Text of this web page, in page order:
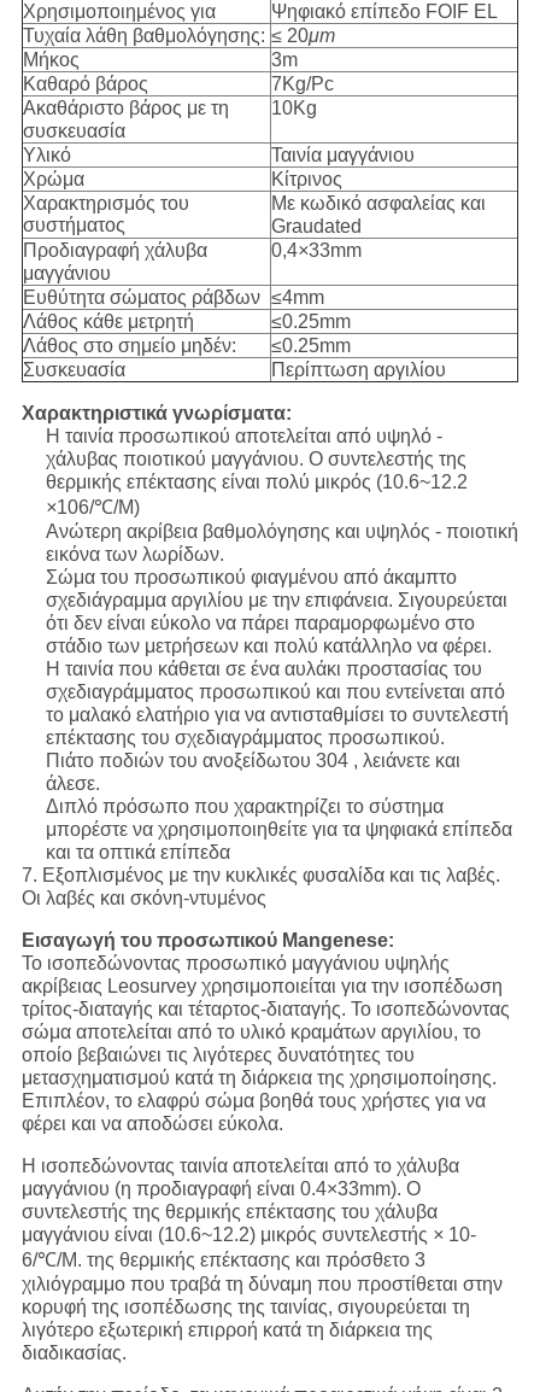
Χρησιμοποιημένος για
Ψηφιακό επίπεδο FOIF EL
Τυχαία λάθη βαθμολόγησης: ≤ 20μm
Μήκος
3m
Καθαρό βάρος
7Kg/Pc
Ακαθάριστο βάρος με τη
συσκευασία
10Kg
Υλικό
Ταινία μαγγάνιου
Χρώμα
Κίτρινος
Χαρακτηρισμός του
συστήματος
Με κωδικό ασφαλείας και
Graudated
Προδιαγραφή χάλυβα
μαγγάνιου
0,4×33mm
Ευθύτητα σώματος ράβδων ≤4mm
Λάθος κάθε μετρητή
≤0.25mm
Λάθος στο σημείο μηδέν:
≤0.25mm
Συσκευασία
Περίπτωση αργιλίου
Χαρακτηριστικά γνωρίσματα:
Η ταινία προσωπικού αποτελείται από υψηλό -
χάλυβας ποιοτικού μαγγάνιου. Ο συντελεστής της
θερμικής επέκτασης είναι πολύ μικρός (10.6~12.2
×106/℃/M)
Ανώτερη ακρίβεια βαθμολόγησης και υψηλός - ποιοτική
εικόνα των λωρίδων.
Σώμα του προσωπικού φιαγμένου από άκαμπτο
σχεδιάγραμμα αργιλίου με την επιφάνεια. Σιγουρεύεται
ότι δεν είναι εύκολο να πάρει παραμορφωμένο στο
στάδιο των μετρήσεων και πολύ κατάλληλο να φέρει.
Η ταινία που κάθεται σε ένα αυλάκι προστασίας του
σχεδιαγράμματος προσωπικού και που εντείνεται από
το μαλακό ελατήριο για να αντισταθμίσει το συντελεστή
επέκτασης του σχεδιαγράμματος προσωπικού.
Πιάτο ποδιών του ανοξείδωτου 304 , λειάνετε και
άλεσε.
Διπλό πρόσωπο που χαρακτηρίζει το σύστημα
μπορέστε να χρησιμοποιηθείτε για τα ψηφιακά επίπεδα
και τα οπτικά επίπεδα
7. Εξοπλισμένος με την κυκλικές φυσαλίδα και τις λαβές.
Οι λαβές και σκόνη-ντυμένος
Εισαγωγή του προσωπικού Mangenese:
Το ισοπεδώνοντας προσωπικό μαγγάνιου υψηλής
ακρίβειας Leosurvey χρησιμοποιείται για την ισοπέδωση
τρίτος-διαταγής και τέταρτος-διαταγής. Το ισοπεδώνοντας
σώμα αποτελείται από το υλικό κραμάτων αργιλίου, το
οποίο βεβαιώνει τις λιγότερες δυνατότητες του
μετασχηματισμού κατά τη διάρκεια της χρησιμοποίησης.
Επιπλέον, το ελαφρύ σώμα βοηθά τους χρήστες για να
φέρει και να αποδώσει εύκολα.
Η ισοπεδώνοντας ταινία αποτελείται από το χάλυβα
μαγγάνιου (η προδιαγραφή είναι 0.4×33mm). Ο
συντελεστής της θερμικής επέκτασης του χάλυβα
μαγγάνιου είναι (10.6~12.2) μικρός συντελεστής ×10-
6/℃/M. της θερμικής επέκτασης και πρόσθετο 3
χιλιόγραμμο που τραβά τη δύναμη που προστίθεται στην
κορυφή της ισοπέδωσης της ταινίας, σιγουρεύεται τη
λιγότερο εξωτερική επιρροή κατά τη διάρκεια της
διαδικασίας.